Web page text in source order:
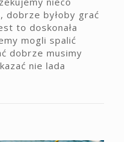
dobrze byłoby grać
to doskonała
mogli spalić
dobrze musimy
nie lada